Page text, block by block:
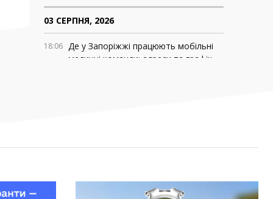
03 СЕРПНЯ, 2026
18:06 Де у Запоріжжі працюють мобільні
медичні команди: адреси та графік
14:52 Рустем Умєров очолив Службу